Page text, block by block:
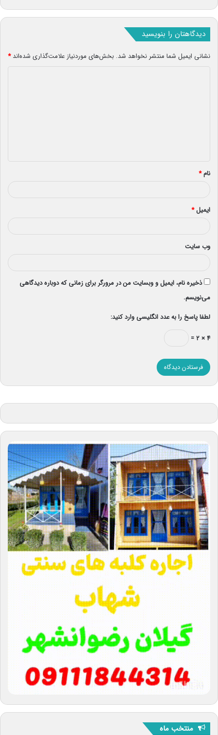
دیدگاهتان را بنویسید
نشانی ایمیل شما منتشر نخواهد شد. بخش‌های موردنیاز علامت‌گذاری شده‌اند*
*
نام*
ایمیل*
وب‌ سایت
ذخیره نام، ایمیل و وبسایت من در مرورگر برای زمانی که دوباره دیدگاهی
می‌نویسم.
لطفا پاسخ را به عدد انگلیسی وارد کنید:
۴ × ۲ =
منتخب ماه